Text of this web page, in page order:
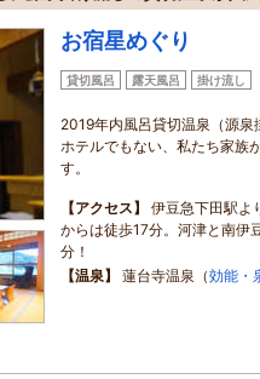
お宿星めぐり
貸切風呂 露天風呂 掛け流し
2019年内風呂貸切温泉（源
ホテルでもない、私たち家族
す。
【アクセス】
伊豆急下田駅よ
からは徒歩17分。河津と南伊
分！
【温泉】 蓮台寺温泉（効能・